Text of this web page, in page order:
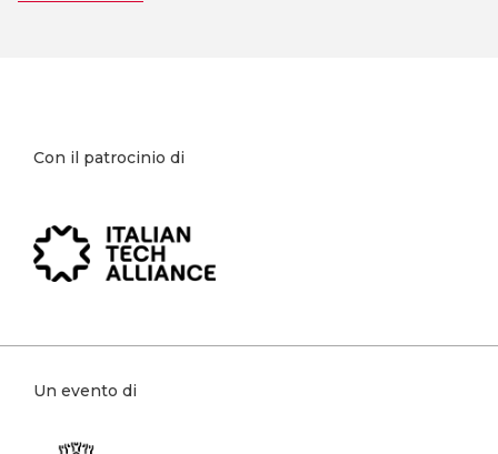
Con il patrocinio di
Un evento di